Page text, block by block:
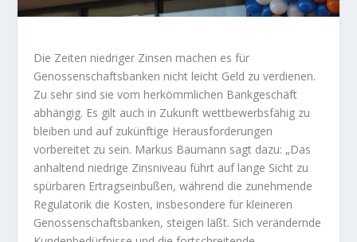
Die Zeiten niedriger Zinsen machen es für
Genossenschaftsbanken nicht leicht Geld zu verdienen.
Zu sehr sind sie vom herkömmlichen Bankgeschäft
abhängig. Es gilt auch in Zukunft wettbewerbsfähig zu
bleiben und auf zukünftige Herausforderungen
vorbereitet zu sein. Markus Baumann sagt dazu: „Das
anhaltend niedrige Zinsniveau führt auf lange Sicht zu
spürbaren Ertragseinbußen, während die zunehmende
Regulatorik die Kosten, insbesondere für kleineren
Genossenschaftsbanken, steigen läßt. Sich verändernde